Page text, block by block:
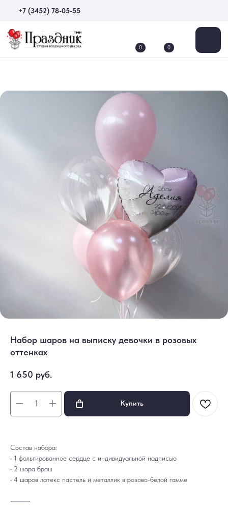
+7 (3452) 78-05-55
Набор шаров на выписку девочки в розовых
оттенках
1 650 руб.
Купить
Состав набора:
• 1 фольгированное сердце с индивидуальной надписью
• 2 шара браш
• 4 шаров латекс пастель и металлик в розово-белой гамме
⸻